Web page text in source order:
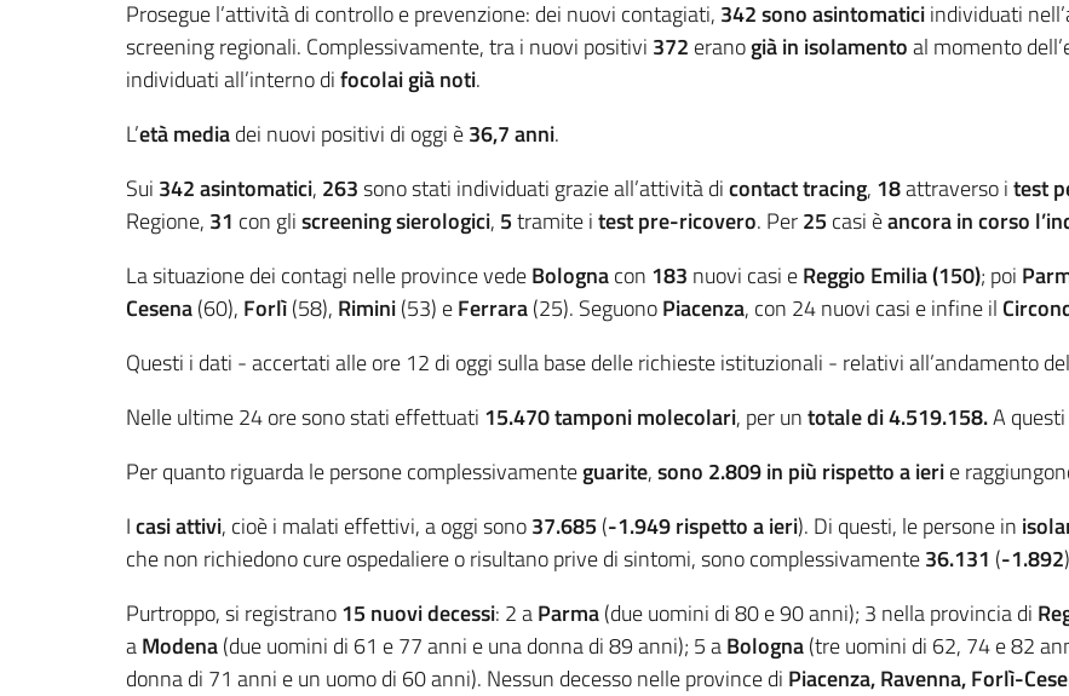
Prosegue l’attività di controllo e prevenzione: dei nuovi contagiati, 342 sono asintomaticiindividuati
screening regionali. Complessivamente, tra i nuovi positivi 372 eranogià in isolamentoal momento
individuati all’interno difocolai già noti.
L’età mediadei nuovi positivi di oggi è36,7anni.
Sui 342asintomatici, 263sono stati individuati grazie all’attività dicontact tracing, 18attraverso itest
Regione, 31 con gliscreening sierologici, 5tramite itest pre-ricovero. Per25 casi èancora in corso
La situazione dei contagi nelle province vedeBolognacon 183 nuovi casi eReggio Emilia (150); poi
Cesena(60), Forlì(58), Rimini(53) eFerrara(25). SeguonoPiacenza, con 24 nuovi casi e infine il
Questi i dati - accertati alle ore 12 di oggi sulla base delle richieste istituzionali - relativi all’andamento
Nelle ultime 24 ore sono stati effettuati 15.470tamponi molecolari, per untotale di 4.519.158.A
Per quanto riguarda le persone complessivamenteguarite,sono 2.809 in più rispetto a ierie
Icasi attivi, cioè i malati effettivi, a oggi sono37.685 (-1.949 rispetto a ieri). Di questi, le persone in
che non richiedono cure ospedaliere o risultano prive di sintomi, sono complessivamente36.131 (-1.892
Purtroppo, si registrano15 nuovi decessi: 2 aParma(due uomini di 80 e 90 anni); 3 nella provincia di
aModena(due uomini di 61 e 77 anni e una donna di 89 anni); 5 aBologna(tre uomini di 62, 74 e 82
donna di 71 anni e un uomo di 60 anni). Nessun decesso nelle province di Piacenza, Ravenna, Forlì-